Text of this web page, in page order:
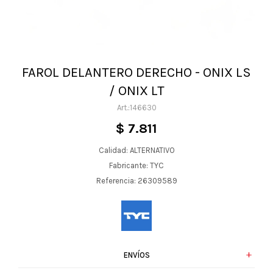
FAROL DELANTERO DERECHO - ONIX LS
/ ONIX LT
146630
$ 7.811
Calidad: ALTERNATIVO
Fabricante: TYC
Referencia: 26309589
ENVÍOS